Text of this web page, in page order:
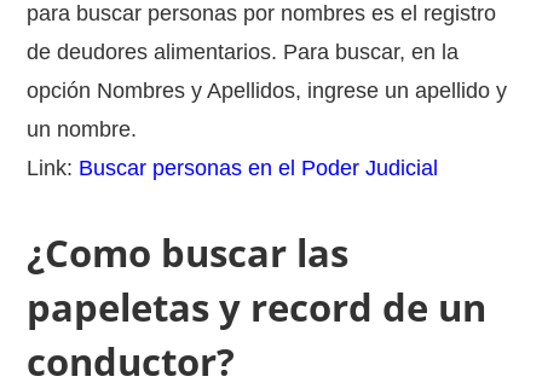
para buscar personas por nombres es el registro
de deudores alimentarios. Para buscar, en la
opción Nombres y Apellidos, ingrese un apellido y
un nombre.
Link: Buscar personas en el Poder Judicial
¿Como buscar las
papeletas y record de un
conductor?